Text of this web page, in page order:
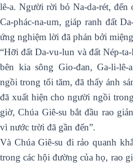
lê-a. Người rời bỏ Na-da-rét, đến
Ca-phác-na-um, giáp ranh đất
ứng nghiệm lời đã phán bởi
“Hỡi đất Da-vu-lun và đất Nép-
bên kia sông Gio-đan, Ga-li-lê-
ngồi trong tối tăm, đã thấy ánh
đã xuất hiện cho người ngồi
giờ, Chúa Giê-su bắt đầu rao
vì nước trời đã gần đến”.
Và Chúa Giê-su đi rảo quanh
trong các hội đường của họ, rao